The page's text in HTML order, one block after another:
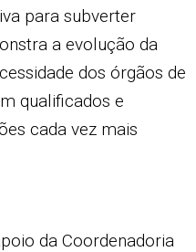
para subverter
a evolução da
dos órgãos de
qualificados e
cada vez mais
da Coordenadoria